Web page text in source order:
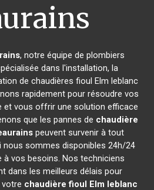
, notre équipe de plombiers
dans l'installation, la
de chaudières fioul Elm leblanc
rapidement pour résoudre vos
et vous offrir une solution efficace
que les pannes de chaudière
peuvent survenir à tout
sommes disponibles 24h/24
à vos besoins. Nos techniciens
dans les meilleurs délais pour
chaudière fioul Elm leblanc